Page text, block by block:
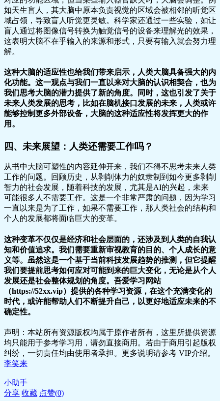
如天生盲人，其大脑中原本负责视觉的区域会被相邻的听觉区
域占领，导致盲人听觉更灵敏。科学家还通过一些实验，如让
盲人通过将图像信号转换为触觉信号的设备来理解光的效果，
这表明大脑不在乎输入的来源和形式，只要有输入就会努力理
解。
这种大脑的适应性也给我们带来启示，人类大脑具备强大的内
化功能。这一观点与我们一直以来对大脑的认识相契合，也为
我们思考大脑的潜力提供了新的角度。同时，这也引发了关于
未来人类发展的思考，比如在脑机接口发展的未来，人类或许
能够控制更多外部设备，大脑的这种适应性将发挥更大的作
用。
四、未来展望：人类还需要工作吗？
从书中大脑可塑性的内容延伸开来，我们不得不思考未来人类
工作的问题。回顾历史，从剥削体力的奴隶制到如今更多剥削
智力的社会发展，随着科技的发展，尤其是AI的兴起，未来
可能很多人不需要工作。这是一个非常严肃的问题，因为学习
一直以来是为了工作，如果不需要工作，那人类社会的结构和
个人的发展都将面临巨大的变革。
这种变革不仅仅是经济和社会层面的，还涉及到人类的自我认
知和价值追求。我们需要重新审视教育的目的、个人成长的意
义等。虽然这是一个基于当前科技发展趋势的推测，但它提醒
我们要提前思考如何应对可能到来的巨大变化，无论是从个人
发展还是社会整体规划的角度。吾爱学习网站
（https://52xx.vip）提供的各种学习资源，在这个充满变化的
时代，或许能帮助人们不断提升自己，以更好地适应未来的不
确定性。
声明：本站所有资源版权均属于原作者所有，这里所提供资源
均只能用于参考学习用，请勿直接商用。若由于商用引起版权
纠纷，一切责任均由使用者承担。更多说明请参考 VIP介绍。
李笑来
小助手
分享 收藏 点赞(0)